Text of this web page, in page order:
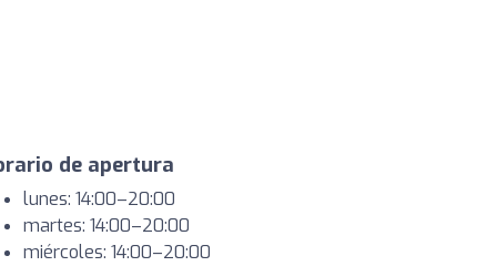
de apertura
lunes: 14:00–20:00
martes: 14:00–20:00
miércoles: 14:00–20:00